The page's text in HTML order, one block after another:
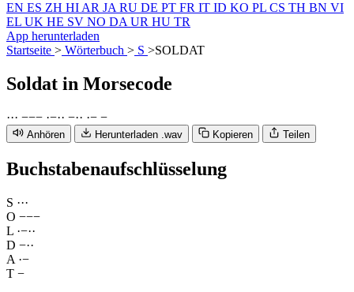
EN ES ZH HI AR JA RU DE PT FR IT ID KO PL CS TH BN VI
EL UK HE SV NO DA UR HU TR
App herunterladen
Startseite > Wörterbuch > S >SOLDAT
Soldat in Morsecode
··· −−− ·−·· −·· ·− −
Anhören Herunterladen .wav Kopieren Teilen
Buchstabenaufschlüsselung
S ···
O −−−
L ·−··
D −··
A ·−
T −